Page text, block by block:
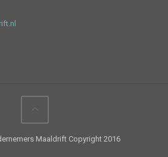
Maaldrift Copyright 2016